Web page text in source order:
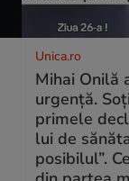
Unica.ro
Mihai Onilă
urgență.
primele
lui de
posibilul”.